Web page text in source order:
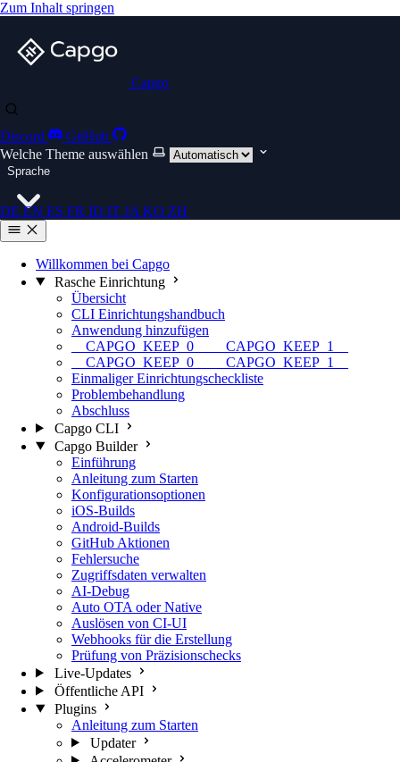
Zum Inhalt springen
Capgo
Discord
GitHub
Welche Theme auswählen
Sprache
DE EN ES FR ID IT JA KO ZH
Willkommen bei Capgo
Rasche Einrichtung
Übersicht
CLI Einrichtungshandbuch
Anwendung hinzufügen
__CAPGO_KEEP_0__ __CAPGO_KEEP_1__
__CAPGO_KEEP_0__ __CAPGO_KEEP_1__
Einmaliger Einrichtungscheckliste
Problembehandlung
Abschluss
Capgo CLI
Capgo Builder
Einführung
Anleitung zum Starten
Konfigurationsoptionen
iOS-Builds
Android-Builds
GitHub Aktionen
Fehlersuche
Zugriffsdaten verwalten
AI-Debug
Auto OTA oder Native
Auslösen von CI-UI
Webhooks für die Erstellung
Prüfung von Präzisionschecks
Live-Updates
Öffentliche API
Plugins
Anleitung zum Starten
Updater